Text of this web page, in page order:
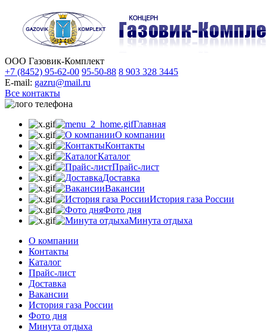
ООО Газовик-Комплект
+7 (8452) 95-62-00 95-50-88 8 903 328 3445
E-mail: gazru@mail.ru
Все контакты
Главная
О компании
Контакты
Каталог
Прайс-лист
Доставка
Вакансии
История газа России
Фото дня
Минута отдыха
О компании
Контакты
Каталог
Прайс-лист
Доставка
Вакансии
История газа России
Фото дня
Минута отдыха